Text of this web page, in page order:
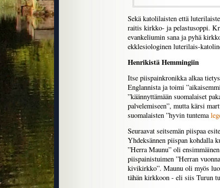
Sekä katolilaisten että
raitis kirkko- ja pelastusoppi.
evankeliumin sana ja pyhä
ekklesiologinen luterilais-
Henrikistä Hemmingiin
Itse piispainkronikka alkaa
Englannista ja toimi
”käännyttämään suomalaiset
palvelemiseen”, mutta kärsi
suomalaisten ”hyvin tuntema
Seuraavat seitsemän piispaa
Yhdeksännen piispan kohdalla
”Herra Maunu” oli
piispainistuimen ”Herran
kivikirkko”. Maunu oli myös
tähän kirkkoon - eli siis Turun